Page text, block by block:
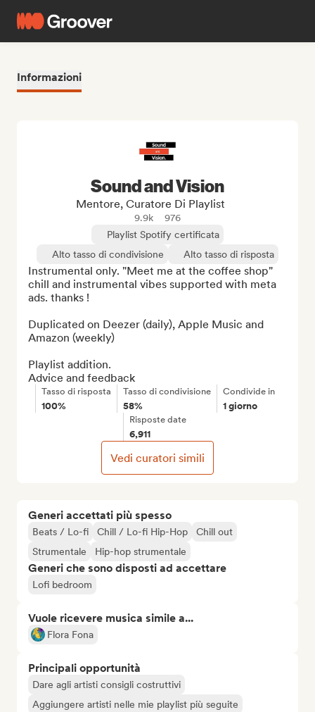
Informazioni
Generi accettati più spesso
Beats / Lo-fi Chill / Lo-fi Hip-Hop
Chill out
Strumentale
Hip-hop strumentale
Generi che sono disposti ad accettare
Lofi bedroom
Vuole ricevere musica simile a...
Flora Fona
Principali opportunità
Dare agli artisti consigli costruttivi
Aggiungere artisti nelle mie playlist più seguite
Sound and Vision
Mentore, Curatore Di Playlist
9.9k
976
Playlist Spotify certificata
Alto tasso di condivisione
Alto tasso di risposta
Instrumental only. "Meet me at the coffee shop"
chill and instrumental vibes supported with meta
ads. thanks !
Duplicated on Deezer (daily), Apple Music and
Amazon (weekly)
Playlist addition.
Advice and feedback
Tasso di risposta
100%
Tasso di condivisione
58%
Condivide in
1 giorno
Risposte date
6,911
Vedi curatori simili